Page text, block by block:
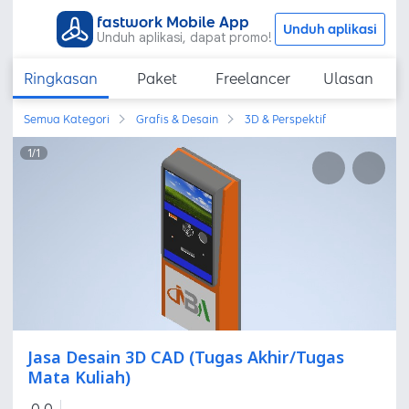
fastwork Mobile App
Unduh aplikasi, dapat promo! Unduh aplikasi
Ringkasan Paket Freelancer Ulasan
Semua Kategori Grafis & Desain 3D & Perspektif
1/1
Jasa Desain 3D CAD (Tugas Akhir/Tugas
Mata Kuliah)